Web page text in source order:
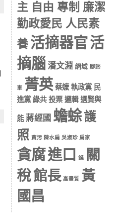
主 自由 專制 廉潔
勤政愛民 人民素
養 活摘器官活
摘腦 潘文淵 網域 腳踏
車 菁英 蔡嬤 執政黨 民
進黨 綠共 投票 邏輯 選賢與
能 蔣經國 蟾蜍護
照 貪污 陳水扁 吳淑珍 扁家
貪腐進口 錢
關
稅館長 高畫質 黃
國昌